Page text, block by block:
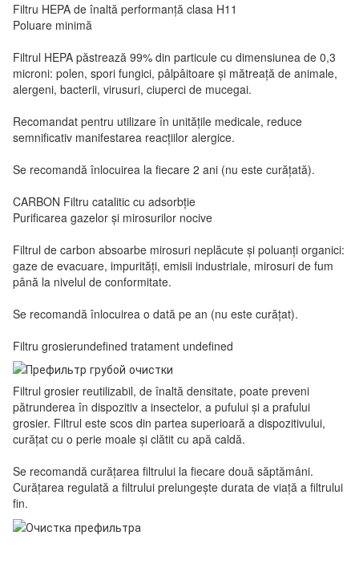
Filtru HEPA de înaltă performanță clasa H11
Poluare minimă
Filtrul HEPA păstrează 99% din particule cu dimensiunea de 0,3
microni: polen, spori fungici, pâlpâitoare și mătreață de animale,
alergeni, bacterii, virusuri, ciuperci de mucegai.
Recomandat pentru utilizare în unitățile medicale, reduce
semnificativ manifestarea reacțiilor alergice.
Se recomandă înlocuirea la fiecare 2 ani (nu este curățată).
CARBON Filtru catalitic cu adsorbție
Purificarea gazelor și mirosurilor nocive
Filtrul de carbon absoarbe mirosuri neplăcute și poluanți organici:
gaze de evacuare, impurități, emisii industriale, mirosuri de fum
până la nivelul de conformitate.
Se recomandă înlocuirea o dată pe an (nu este curățat).
Filtru grosierundefined tratament undefined
Filtrul grosier reutilizabil, de înaltă densitate, poate preveni
pătrunderea în dispozitiv a insectelor, a pufului și a prafului
grosier. Filtrul este scos din partea superioară a dispozitivului,
curățat cu o perie moale și clătit cu apă caldă.
Se recomandă curățarea filtrului la fiecare două săptămâni.
Curățarea regulată a filtrului prelungește durata de viață a filtrului
fin.